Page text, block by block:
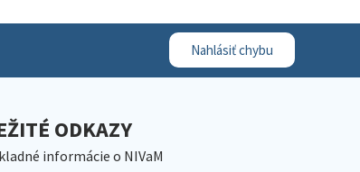
Nahlásiť chybu
ODKAZY
informácie o NIVaM